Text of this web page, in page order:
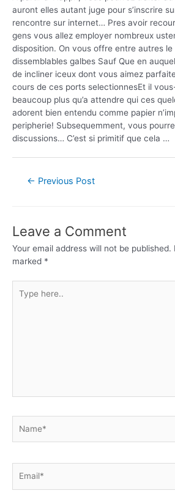
auront elles autant juge pour s’inscrire
rencontre sur internet… Pres avoir
gens vous allez employer nombreux
disposition. On vous offre entre autres
dissemblables galbes Sauf Que en
de incliner iceux dont vous aimez
cours de ces ports selectionnesEt il
beaucoup plus qu’a attendre qui ces
adorent bien entendu comme papier
peripherie! Subsequemment, vous
discussions… C’est si primitif que cela …
← Previous Post
Leave a Comment
Your email address will not be published.
marked *